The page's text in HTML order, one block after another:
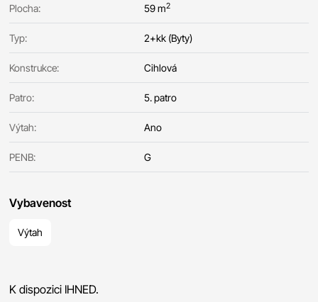
Plocha: 59 m2
Typ: 2+kk (Byty)
Konstrukce: Cihlová
Patro: 5. patro
Výtah: Ano
PENB: G
Vybavenost
Výtah
K dispozici IHNED.